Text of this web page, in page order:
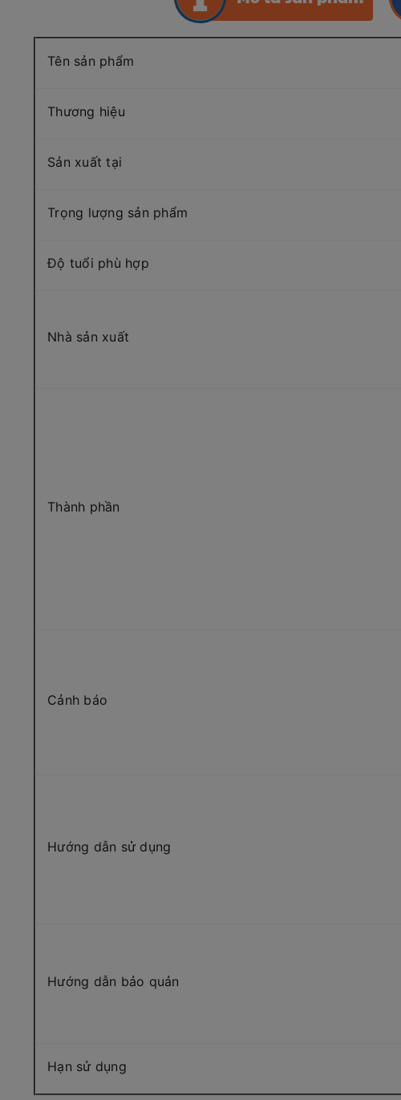
Tên sản phẩm
Thương hiệu
Sản xuất tại
Trọng lượng sản phẩm
Độ tuổi phù hợp
Nhà sản xuất
Thành phần
Cảnh báo
Hướng dẫn sử dụng
Hướng dẫn bảo quản
Hạn sử dụng